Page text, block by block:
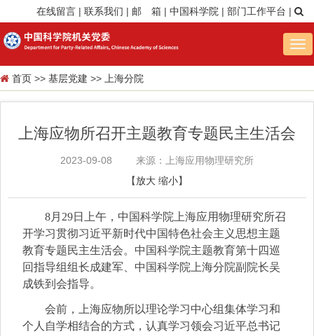
在线留言 | 联系我们 | 邮 箱 | 中国科学院 | 部门工作平台 |
首页 >> 基层党建 >> 上海分院
上海应物所召开主题教育专题民主生活会
2023-09-08
来源：上海应用物理研究所
【放大 缩小】
8月29日上午，中国科学院上海应用物理研究所召
开学习贯彻习近平新时代中国特色社会主义思想主题
教育专题民主生活会。中国科学院主题教育第十四巡
回指导组组长成建军、中国科学院上海分院副院长吴
成铁到会指导。
会前，上海应物所以理论学习中心组集体学习和
个人自学相结合的方式，认真学习领会习近平总书记